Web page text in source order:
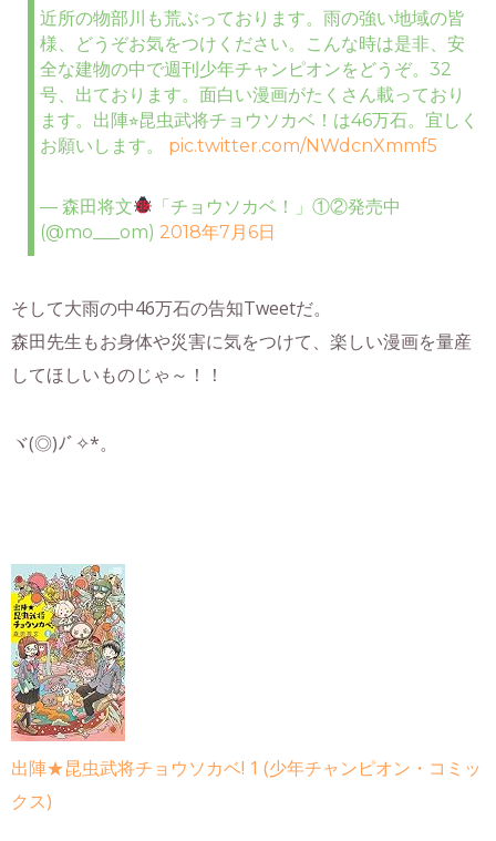
近所の物部川も荒ぶっております。雨の強い地域の皆
様、どうぞお気をつけください。こんな時は是非、安
全な建物の中で週刊少年チャンピオンをどうぞ。32
号、出ております。面白い漫画がたくさん載っており
ます。出陣⭐︎昆虫武将チョウソカベ！は46万石。宜しく
お願いします。 pic.twitter.com/NWdcnXmmf5
— 森田将文
「チョウソカベ！」①②発売中
(@mo___om) 2018年7月6日
そして大雨の中46万石の告知Tweetだ。
森田先生もお身体や災害に気をつけて、楽しい漫画を量産
してほしいものじゃ～！！
ヾ(◎)ﾉﾞ✧*。
出陣★昆虫武将チョウソカベ! 1 (少年チャンピオン・コミッ
クス)